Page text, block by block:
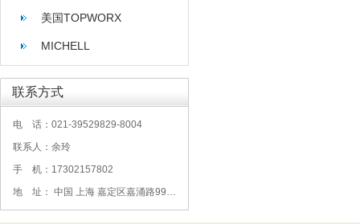
美国TOPWORX
MICHELL
联系方式
电 话：021-39529829-8004
联系人：余玲
手 机：17302157802
地 址： 中国 上海 嘉定区嘉涌路99弄6号713